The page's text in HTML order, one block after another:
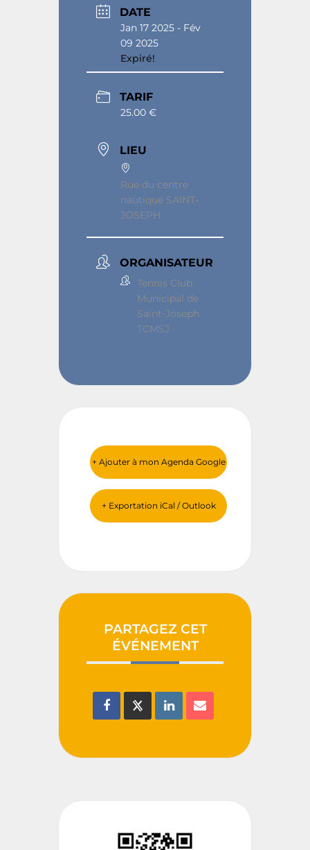
DATE
Jan 17 2025 - Fév
09 2025
Expiré!
TARIF
25.00 €
LIEU
Rue du centre
nautique SAINT-
JOSEPH
ORGANISATEUR
Tennis Club
Municipal de
Saint-Joseph
TCMSJ
+ Ajouter à mon Agenda Google
+ Exportation iCal / Outlook
PARTAGEZ CET
ÉVÉNEMENT